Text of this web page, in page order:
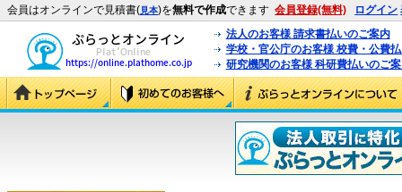
会員はオンラインで見積書(見本)を無料で作成できます 会員登録(無料) ログイン
法人のお客様 請求書払いのご案内
学校・官公庁のお客様 校費・公費
研究機関のお客様 科研費払いのご